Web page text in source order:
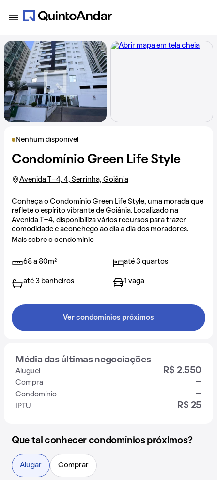
Nenhum disponível
Condomínio Green Life Style
Avenida T-4, 4, Serrinha, Goiânia
Conheça o Condomínio Green Life Style, uma morada que
reflete o espírito vibrante de Goiânia. Localizado na
Avenida T-4, disponibiliza vários recursos para trazer
comodidade e aconchego ao dia a dia dos moradores.
Mais sobre o condomínio
68 a 80m² até 3 quartos
até 3 banheiros 1 vaga
Ver condomínios próximos
Média das últimas negociações
Aluguel R$ 2.550
Compra -
Condomínio -
IPTU R$ 25
Que tal conhecer condomínios próximos?
Alugar Comprar